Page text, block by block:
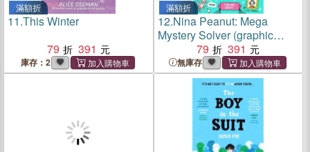
滿額折
11.This Winter
79
391
庫存：2
滿額折
12.Nina Peanut: Mega
Mystery Solver (graphic
novel)(Book2)(英國版)
79 391
無庫存